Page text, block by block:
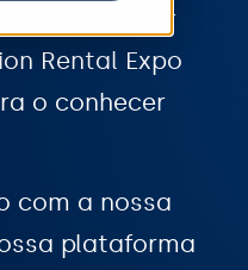
por estar
Rental Expo
o conhecer
com a nossa
plataforma